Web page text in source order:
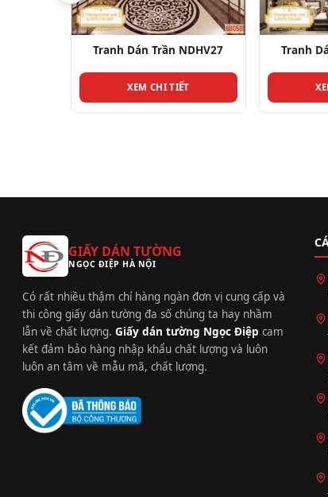
Tranh Dán Trần NDHV20
XEM CHI TIẾT
Tranh
GIẤY DÁN TƯỜNG
NGỌC ĐIỆP HÀ NỘI
Có rất nhiều thậm chí hàng ngàn đơn vị cung cấp và
thi công giấy dán tường đa số chúng ta hay nhầm
lẫn về chất lượng. Giấy dán tường Ngọc Điệp cam
kết đảm bảo hàng nhập khẩu chất lượng và luôn
luôn an tâm về mẫu mã, chất lượng.